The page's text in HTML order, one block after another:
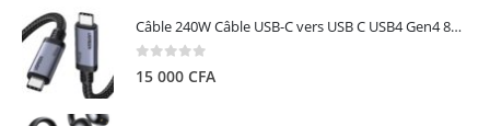
Câble 240W Câble USB-C vers USB C USB4 Gen4 80Gbps pour Thunderbolt 5/4/3, Premium 18K double écran triple 4K PD3.1 - UGREEN
0 out of 5
15 000 CFA